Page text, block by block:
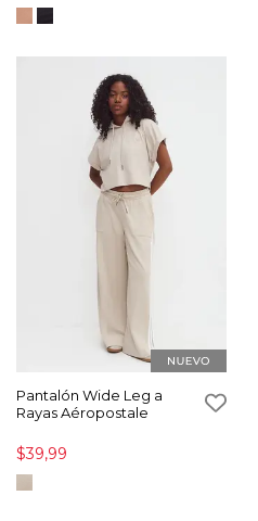
Pantalón Wide Leg a
Rayas Aéropostale
$39,99